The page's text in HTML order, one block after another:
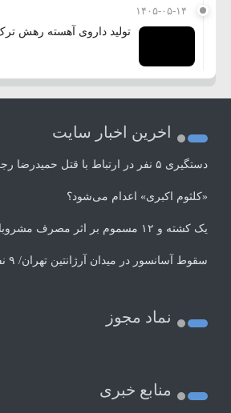
۱۴۰۵-۰۵-۱۴
تولید داروی آهسته رهش
اخرین اخبار سایت
دستگیری ۵ نفر در ارتباط با قتل حمیدرضا رجب‌زاده
«کلثوم اکبری» اعدام می‌شود؟
یک کشته و ۱۲ مسموم بر اثر مصرف مشروبات الکلی در نیشابور
سقوط آسانسور در میدان آرژانتین تهران/ ۹ نفر مصدوم شدند
نماد مجوز
منابع خبری